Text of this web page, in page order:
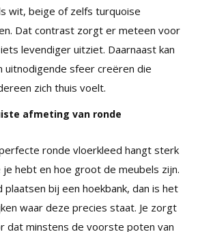
wit, beige of zelfs turquoise
Dat contrast zorgt er meteen voor
levendiger uitziet. Daarnaast kan
uitnodigende sfeer creëren die
zich thuis voelt.
afmeting van ronde
ronde vloerkleed hangt sterk
hebt en hoe groot de meubels zijn.
plaatsen bij een hoekbank, dan is het
waar deze precies staat. Je zorgt
dat minstens de voorste poten van